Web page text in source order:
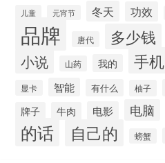
儿童 元宵节 冬天 功效
品牌 唐代 多少钱
小说 山药 我的 手机
显卡 智能 有什么 柚子
牌子 牛肉 电影 电脑
的话 自己的 螃蟹